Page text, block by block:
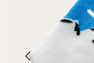
Ignorer la galerie